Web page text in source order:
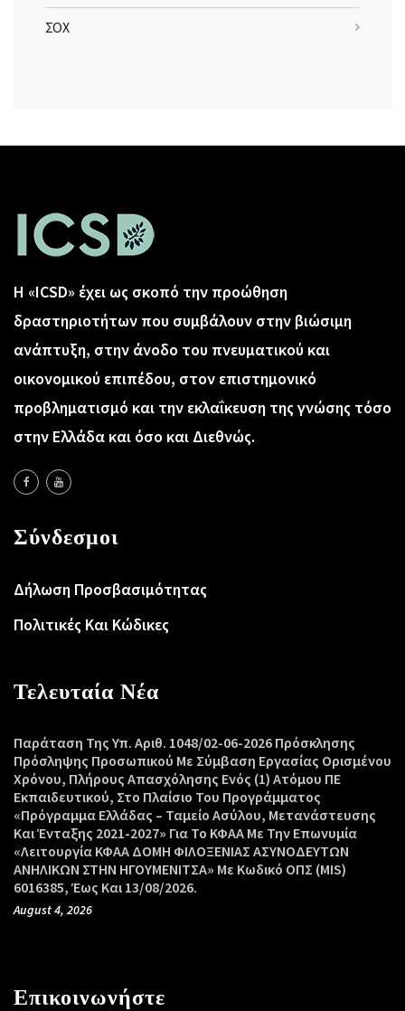
ΣΟΧ
Η «ICSD» έχει ως σκοπό την προώθηση
δραστηριοτήτων που συμβάλουν στην βιώσιμη
ανάπτυξη, στην άνοδο του πνευματικού και
οικονομικού επιπέδου, στον επιστημονικό
προβληματισμό και την εκλαΐκευση της γνώσης τόσο
στην Ελλάδα και όσο και Διεθνώς.
Σύνδεσμοι
Δήλωση Προσβασιμότητας
Πολιτικές Και Κώδικες
Τελευταία Νέα
Παράταση Της Υπ. Αριθ. 1048/02-06-2026 Πρόσκλησης
Πρόσληψης Προσωπικού Με Σύμβαση Εργασίας Ορισμένου
Χρόνου, Πλήρους Απασχόλησης Ενός (1) Ατόμου ΠΕ
Εκπαιδευτικού, Στο Πλαίσιο Του Προγράμματος
«Πρόγραμμα Ελλάδας – Ταμείο Ασύλου, Μετανάστευσης
Και Ένταξης 2021-2027» Για Το ΚΦΑΑ Με Την Επωνυμία
«Λειτουργία ΚΦΑΑ ΔΟΜΗ ΦΙΛΟΞΕΝΙΑΣ ΑΣΥΝΟΔΕΥΤΩΝ
ΑΝΗΛΙΚΩΝ ΣΤΗΝ ΗΓΟΥΜΕΝΙΤΣΑ» Με Κωδικό ΟΠΣ (MIS)
6016385, Έως Και 13/08/2026.
August 4, 2026
Επικοινωνήστε